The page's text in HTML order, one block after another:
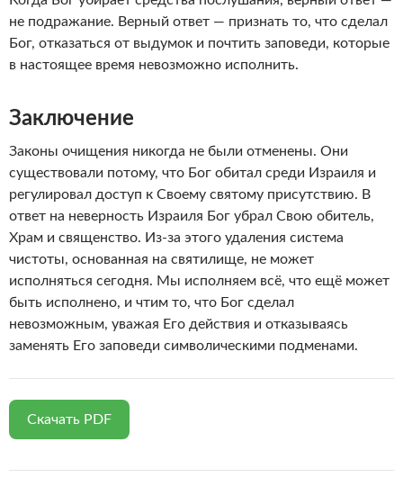
не подражание. Верный ответ — признать то, что сделал
Бог, отказаться от выдумок и почтить заповеди, которые
в настоящее время невозможно исполнить.
Заключение
Законы очищения никогда не были отменены. Они
существовали потому, что Бог обитал среди Израиля и
регулировал доступ к Своему святому присутствию. В
ответ на неверность Израиля Бог убрал Свою обитель,
Храм и священство. Из-за этого удаления система
чистоты, основанная на святилище, не может
исполняться сегодня. Мы исполняем всё, что ещё может
быть исполнено, и чтим то, что Бог сделал
невозможным, уважая Его действия и отказываясь
заменять Его заповеди символическими подменами.
Скачать PDF